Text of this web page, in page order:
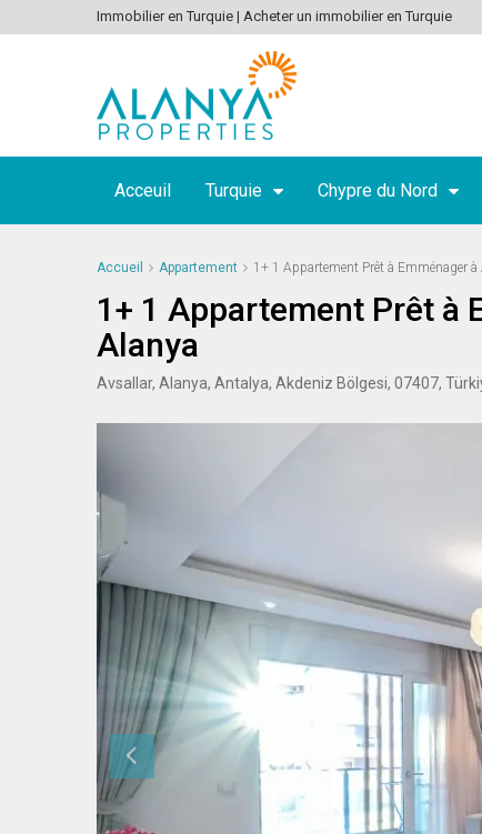
Immobilier en Turquie | Acheter un immobilier en Turquie
Acceuil Turquie Chypre du Nord
Accueil Appartement 1+ 1 Appartement Prêt à Emménager
1+ 1 Appartement Prêt à
Alanya
Avsallar, Alanya, Antalya, Akdeniz Bölgesi, 07407,